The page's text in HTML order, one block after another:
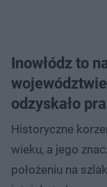
Inowłódz to
odzyskało
Historyczne
wieku, a jego
położeniu na